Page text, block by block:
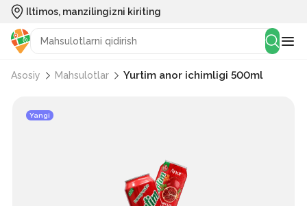
Iltimos, manzilingizni kiriting
Asosiy Mahsulotlar Yurtim anor ichimligi 500ml
Yangi